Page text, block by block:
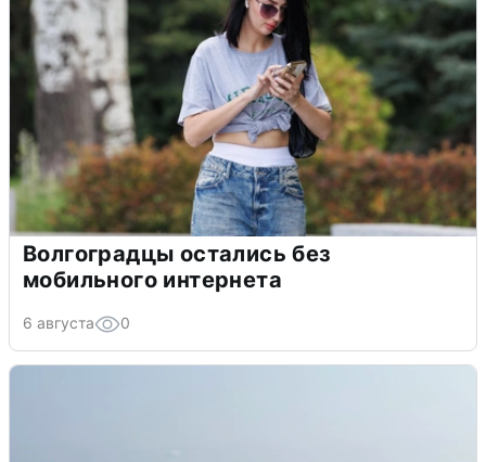
Волгоградцы остались без
мобильного интернета
6 августа 0